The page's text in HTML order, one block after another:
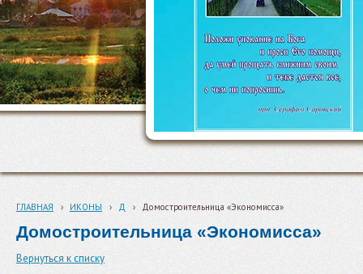
ГЛАВНАЯ › ИКОНЫ › Д › Домостроительница «Экономисса»
Домостроительница «Экономисса»
Вернуться к списку